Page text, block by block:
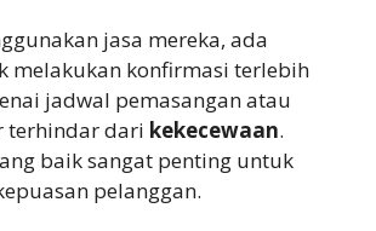
jasa mereka, ada
melakukan konfirmasi terlebih
jadwal pemasangan atau
terhindar dari kekecewaan.
baik sangat penting untuk
pelanggan.